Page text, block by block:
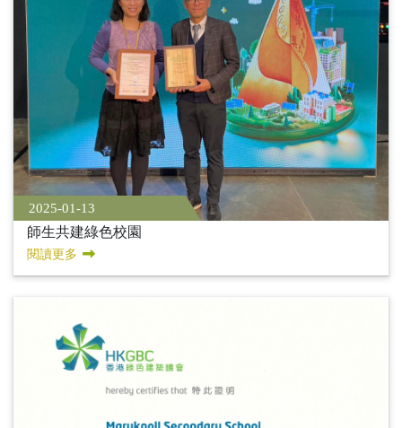
2025-01-13
師生共建綠色校園
閱讀更多